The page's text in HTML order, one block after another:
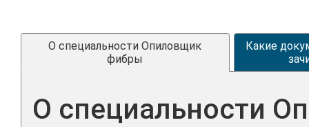
О специальности Опиловщик
фибры
Какие
О специальности